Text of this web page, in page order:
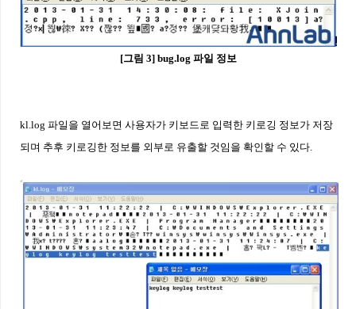
[그림 3] bug.log 파일 정보
kl.log 파일을 열어보면 사용자가 키보드로 입력한 키로깅 정보가 저장
되며 추후 키로깅한 정보를 외부로 유출할 것임을 확인할 수 있다.